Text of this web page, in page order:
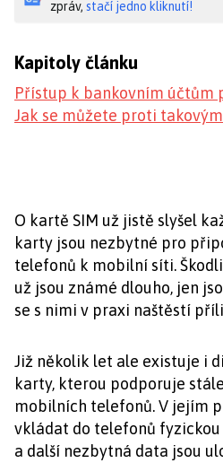
zpráv, stačí jedno kliknutí!
Kapitoly článku
Přístup k bankovním účtům
Jak se můžete proti
O kartě SIM už jistě slyšel
karty jsou nezbytné pro
telefonů k mobilní síti.
už jsou známé dlouho, jen
se s nimi v praxi naštěstí
Již několik let ale existuje i
karty, kterou podporuje
mobilních telefonů. V jejím
vkládat do telefonů
a další nezbytná data jsou